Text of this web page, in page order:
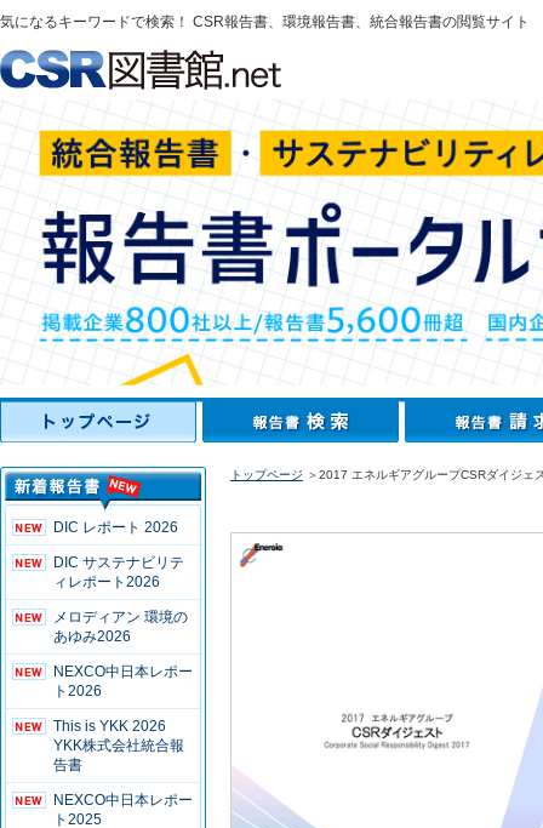
気になるキーワードで検索！ CSR報告書、環境報告書、統合報告書の閲覧サイト
DIC レポート 2026
DIC サステナビリテ
ィレポート2026
メロディアン 環境の
あゆみ2026
NEXCO中日本レポー
ト2026
This is YKK 2026
YKK株式会社統合報
告書
NEXCO中日本レポー
ト2025
トップページ ＞2017 エネルギアグループCSRダイジェ